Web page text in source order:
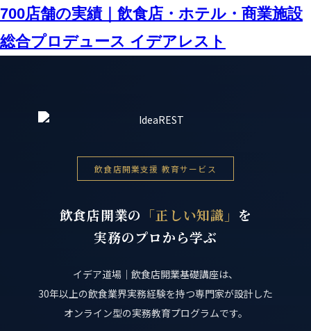
700店舗の実績｜飲食店・ホテル・商業施設
総合プロデュース イデアレスト
飲食店開業支援 教育サービス
飲食店開業の 「正しい知識」 を
実務のプロから学ぶ
イデア道場｜飲食店開業基礎講座は、
30年以上の飲食業界実務経験を持つ専門家が設計した
オンライン型の実務教育プログラムです。